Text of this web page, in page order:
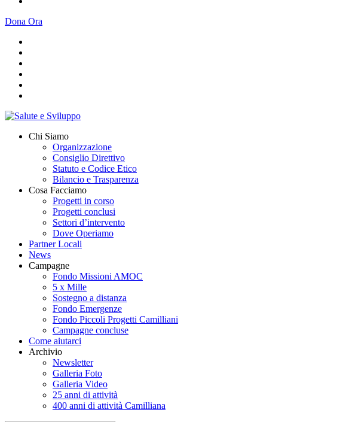
Dona Ora
Chi Siamo
Organizzazione
Consiglio Direttivo
Statuto e Codice Etico
Bilancio e Trasparenza
Cosa Facciamo
Progetti in corso
Progetti conclusi
Settori d’intervento
Dove Operiamo
Partner Locali
News
Campagne
Fondo Missioni AMOC
5 x Mille
Sostegno a distanza
Fondo Emergenze
Fondo Piccoli Progetti Camilliani
Campagne concluse
Come aiutarci
Archivio
Newsletter
Galleria Foto
Galleria Video
25 anni di attività
400 anni di attività Camilliana